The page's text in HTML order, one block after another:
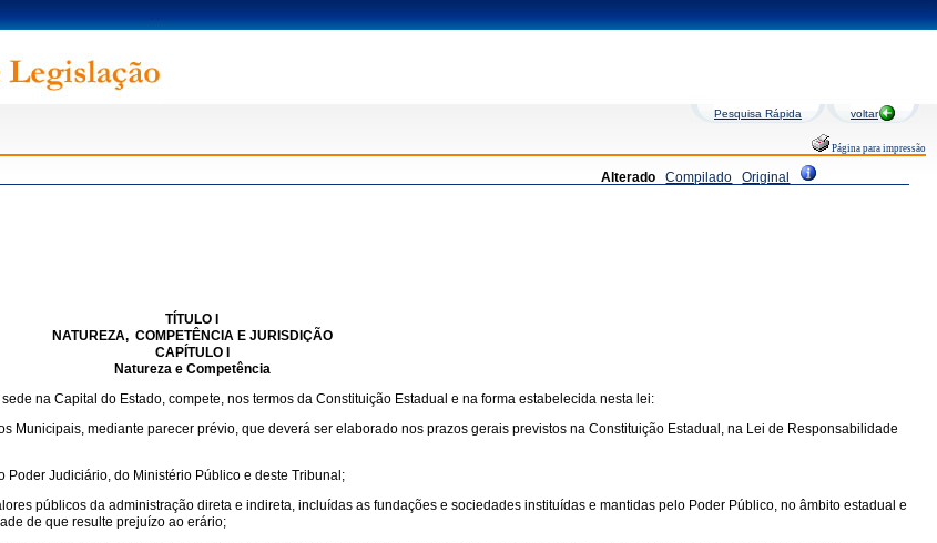
Pesquisa Rápida voltar
Página para impressão
Alterado Compilado Original
TÍTULO I
NATUREZA, COMPETÊNCIA E JURISDIÇÃO
CAPÍTULO I
Natureza e Competência
na Capital do Estado, compete, nos termos da Constituição Estadual e na forma estabelecida nesta lei:
Municipais, mediante parecer prévio, que deverá ser elaborado nos prazos gerais previstos na Constituição Estadual, na Lei de Responsabilidade
Judiciário, do Ministério Público e deste Tribunal;
públicos da administração direta e indireta, incluídas as fundações e sociedades instituídas e mantidas pelo Poder Público, no âmbito estadual e
de que resulte prejuízo ao erário;